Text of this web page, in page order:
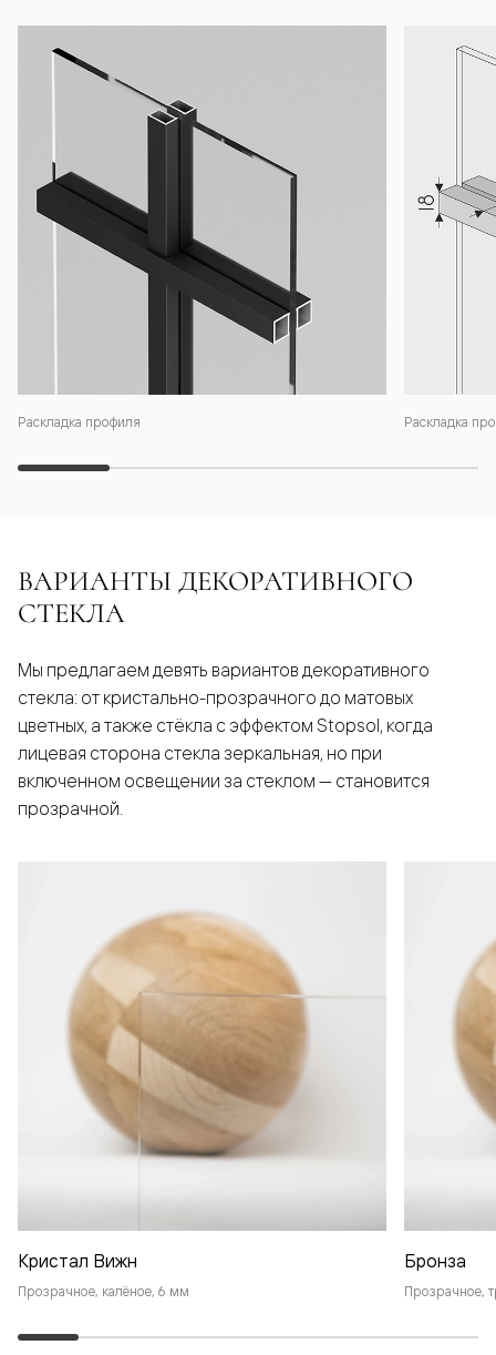
Раскладка профиля Раскладка
ВАРИАНТЫ ДЕКОРАТИВНОГО
СТЕКЛА
Мы предлагаем девять вариантов декоративного
стекла: от кристально-прозрачного до матовых
цветных, а также стёкла с эффектом Stopsol, когда
лицевая сторона стекла зеркальная, но при
включенном освещении за стеклом — становится
прозрачной.
Кристал Вижн
Прозрачное, калёное, 6 мм
Бронза
Прозрачное,